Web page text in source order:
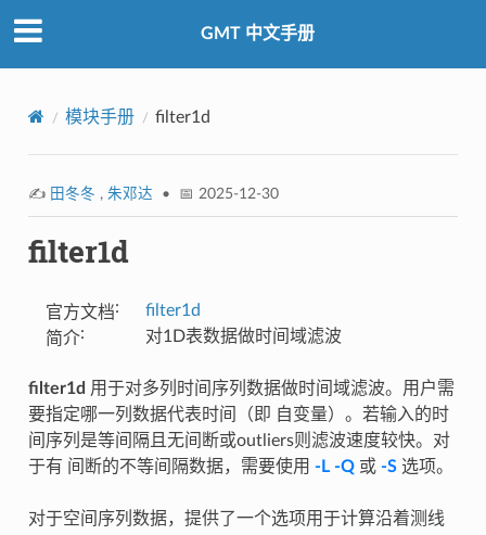
GMT 中文手册
模块手册 filter1d
✍️ 田冬冬 , 朱邓达 • 📅 2025-12-30
filter1d
官方文档:
filter1d
简介: 对1D表数据做时间域滤波
filter1d 用于对多列时间序列数据做时间域滤波。用户需
要指定哪一列数据代表时间（即 自变量）。若输入的时
间序列是等间隔且无间断或outliers则滤波速度较快。对
于有 间断的不等间隔数据，需要使用 -L -Q或 -S选项。
对于空间序列数据，提供了一个选项用于计算沿着测线